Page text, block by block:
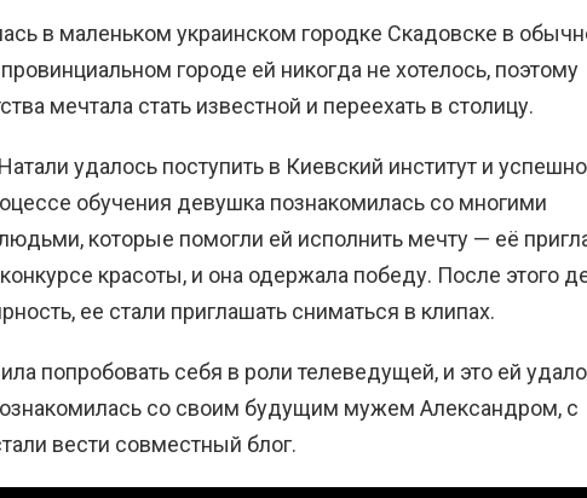
в маленьком украинском городке Скадовске в
городе ей никогда не хотелось, поэтому
мечтала стать известной и переехать в столицу.
удалось поступить в Киевский институт и
обучения девушка познакомилась со многими
которые помогли ей исполнить мечту — её
красоты, и она одержала победу. После этого
ее стали приглашать сниматься в клипах.
попробовать себя в роли телеведущей, и это ей
со своим будущим мужем Александром, с
вести совместный блог.